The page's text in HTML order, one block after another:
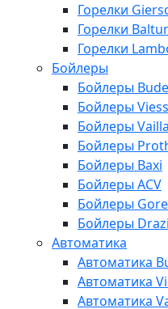
Горелки
Горелки Baltur
Горелки
Бойлеры
Бойлеры
Бойлеры
Бойлеры
Бойлеры
Бойлеры Baxi
Бойлеры ACV
Бойлеры
Бойлеры
Автоматика
Автоматика
Автоматика
Автоматика